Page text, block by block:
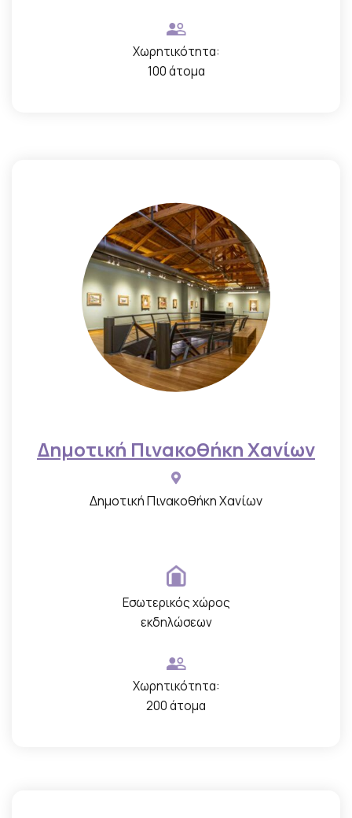
Χωρητικότητα:
100 άτομα
Δημοτική Πινακοθήκη Χανίων
Δημοτική Πινακοθήκη Χανίων
Εσωτερικός χώρος
εκδηλώσεων
Χωρητικότητα:
200 άτομα